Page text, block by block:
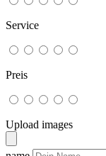
Service
Preis
Upload images